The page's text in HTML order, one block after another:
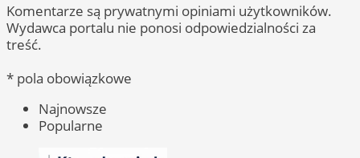
Komentarze są prywatnymi opiniami użytkowników.
Wydawca portalu nie ponosi odpowiedzialności za
treść.
* pola obowiązkowe
Najnowsze
Popularne